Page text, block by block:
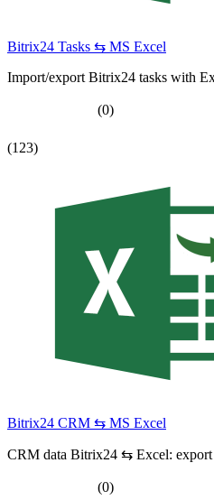
Bitrix24 Tasks ⇆ MS Excel
Import/export Bitrix24 tasks with
(0)
(123)
Bitrix24 CRM ⇆ MS Excel
CRM data Bitrix24 ⇆ Excel: export
(0)